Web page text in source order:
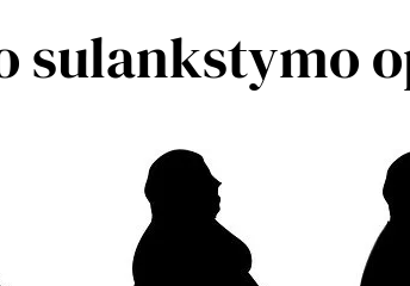
sulankstymo